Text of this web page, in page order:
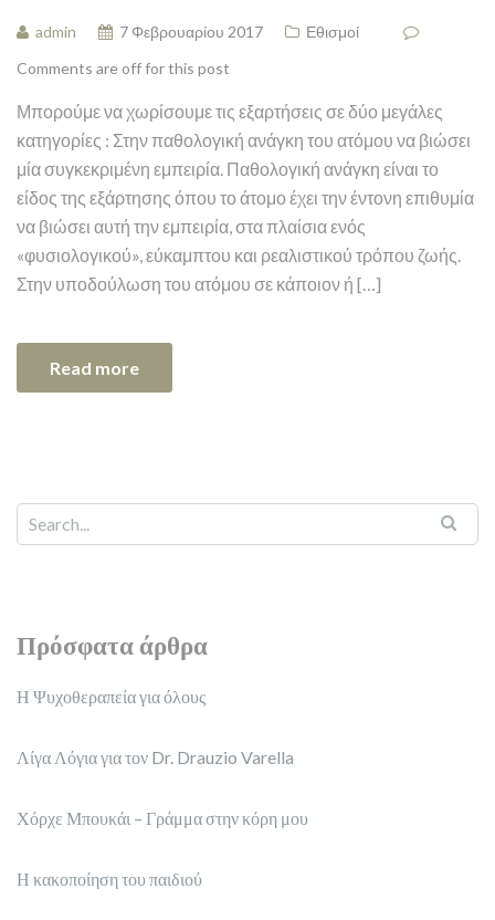
admin 7 Φεβρουαρίου 2017
Εθισμοί
Comments are off for this post
Μπορούμε να χωρίσουμε τις εξαρτήσεις σε δύο μεγάλες
κατηγορίες : Στην παθολογική ανάγκη του ατόμου να βιώσει
μία συγκεκριμένη εμπειρία. Παθολογική ανάγκη είναι το
είδος της εξάρτησης όπου το άτομο έχει την έντονη επιθυμία
να βιώσει αυτή την εμπειρία, στα πλαίσια ενός
«φυσιολογικού», εύκαμπτου και ρεαλιστικού τρόπου ζωής.
Στην υποδούλωση του ατόμου σε κάποιον ή […]
Read more
Πρόσφατα άρθρα
Η Ψυχοθεραπεία για όλους
Λίγα Λόγια για τον Dr. Drauzio Varella
Χόρχε Μπουκάι – Γράμμα στην κόρη μου
Η κακοποίηση του παιδιού